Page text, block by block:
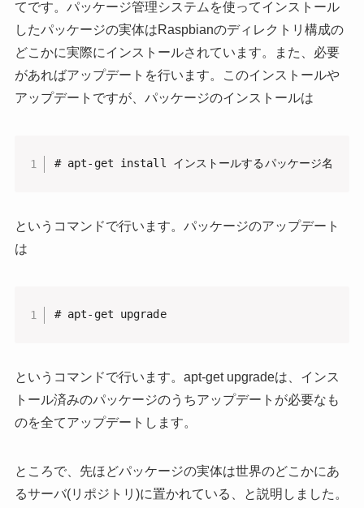
てです。パッケージ管理システムを使ってインストール
したパッケージの実体はRaspbianのディレクトリ構成の
どこかに実際にインストールされています。また、必要
があればアップデートを行います。このインストールや
アップデートですが、パッケージのインストールは
# apt-get install インストールするパッケージ名
というコマンドで行います。パッケージのアップデート
は
# apt-get upgrade
というコマンドで行います。apt-get upgradeは、インス
トール済みのパッケージのうちアップデートが必要なも
のを全てアップデートします。
ところで、先ほどパッケージの実体は世界のどこかにあ
るサーバ(リポジトリ)に置かれている、と説明しました。